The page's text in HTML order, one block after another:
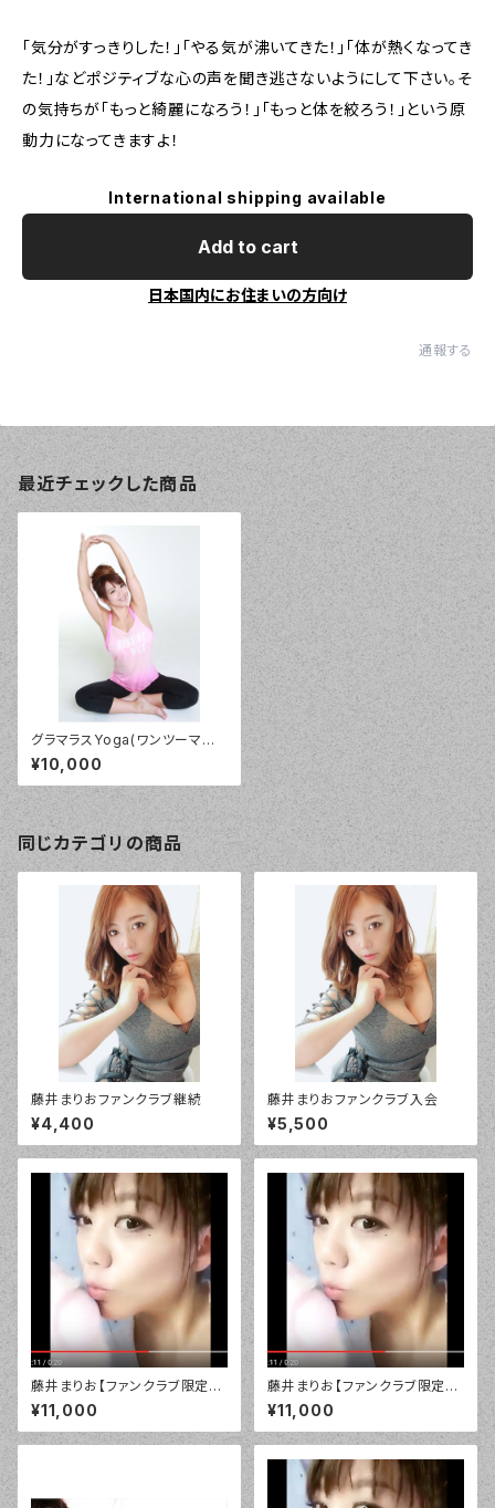
「気分がすっきりした！」「やる気が沸いてきた！」「体が熱くなってき
た！」などポジティブな心の声を聞き逃さないようにして下さい。そ
の気持ちが「もっと綺麗になろう！」「もっと体を絞ろう！」という原
動力になってきますよ！
International shipping available
Add to cart
日本国内にお住まいの方向け
通報する
最近チェックした商品
グラマラスYoga(ワンツーマン）
ZOOMチケット
¥10,000
同じカテゴリの商品
藤井まりおファンクラブ継続
¥4,400
藤井まりおファンクラブ入会
¥5,500
藤井まりお【ファンクラブ限定】
デジタル「お休みなさい」バージ
ョン！¥10800
¥11,000
藤井まりお【ファンクラブ限定】
デジタル「お帰りなさい」バージ
ョン！¥10800
¥11,000